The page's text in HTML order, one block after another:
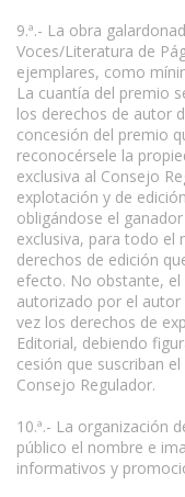
9.ª.- La obra
Voces/Literatura de
ejemplares, como
La cuantía del premio
los derechos de autor
concesión del premio
reconocérsele la
exclusiva al Consejo
explotación y de
obligándose el
exclusiva, para todo el
derechos de edición
efecto. No obstante,
autorizado por el autor
vez los derechos de
Editorial, debiendo
cesión que suscriban
Consejo Regulador.
10.ª.- La organización
público el nombre e
informativos y